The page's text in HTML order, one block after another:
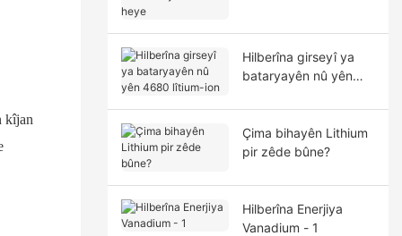
kîjan
Hilberîna girseyî ya
bataryayên nû yên
Çima bihayên Lithium
pir zêde bûne?
Hilberîna Enerjiya
Vanadium - 1